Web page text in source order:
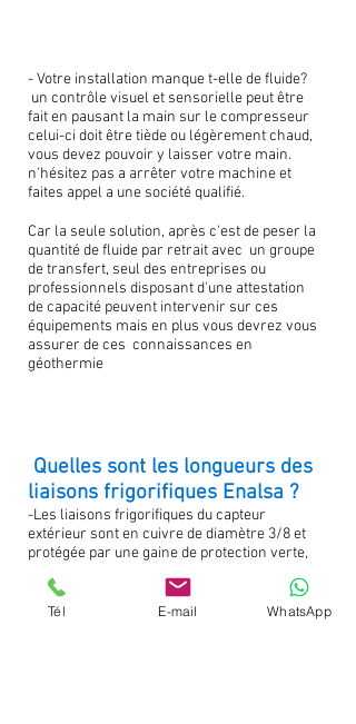
- Votre installation manque t-elle de fluide?
un contrôle visuel et sensorielle peut être
fait en pausant la main sur le compresseur
celui-ci doit être tiède ou légèrement chaud,
vous devez pouvoir y laisser votre main.
n'hésitez pas a arrêter votre machine et
faites appel a une société qualifié.
Car la seule solution, après c'est de peser la
quantité de fluide par retrait avec un groupe
de transfert, seul des entreprises ou
professionnels disposant d'une attestation
de capacité peuvent intervenir sur ces
équipements mais en plus vous devrez vous
assurer de ces connaissances en
géothermie
Quelles sont les longueurs des
liaisons frigorifiques Enalsa ?
-Les liaisons frigorifiques du capteur
extérieur sont en cuivre de diamètre 3/8 et
protégée par une gaine de protection verte,
de 120 m intérieurs et 100 m extérieurs, la
longueur des tuyauteries étant adaptée à la
Tél E-mail WhatsApp